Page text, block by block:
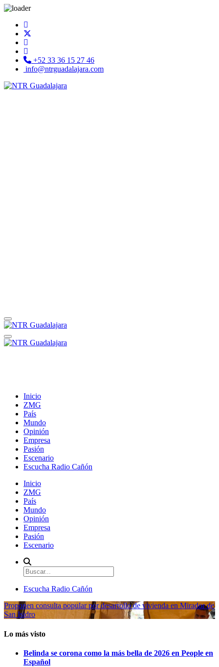
+52 33 36 15 27 46
info@ntrguadalajara.com
Inicio
ZMG
País
Mundo
Opinión
Empresa
Pasión
Escenario
Escucha Radio Cañón
Inicio
ZMG
País
Mundo
Opinión
Empresa
Pasión
Escenario
Escucha Radio Cañón
Proponen consulta popular por desarrollo de vivienda en Mirador de
San Isidro
Lo más visto
Belinda se corona como la más bella de 2026 en People en
Español